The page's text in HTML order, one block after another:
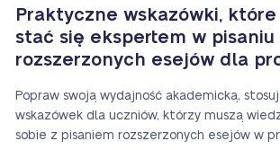
Praktyczne wskazówki, które
stać się ekspertem w pisaniu
rozszerzonych esejów dla
Popraw swoją wydajność akademicką,
wskazówek dla uczniów, którzy muszą
sobie z pisaniem rozszerzonych esejów w